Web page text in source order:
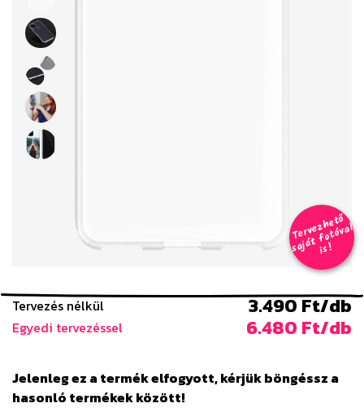
T
er
v
e
z
h
e
t
ő
s
aj
á
t
f
o
t
ó
v
al
i
s
!
Tervezés nélkül 3.490 Ft/db
Egyedi tervezéssel 6.480 Ft/db
Jelenleg ez a termék elfogyott, kérjük böngéssz a
hasonló termékek között!